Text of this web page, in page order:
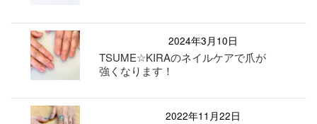
2024年3月10日
TSUME☆KIRAのネイルケアで爪が
強くなります！
2022年11月22日